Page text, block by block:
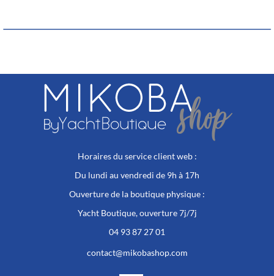
Horaires du service client web :
Du lundi au vendredi de 9h à 17h
Ouverture de la boutique physique :
Yacht Boutique, ouverture 7j/7j
04 93 87 27 01
contact@mikobashop.com